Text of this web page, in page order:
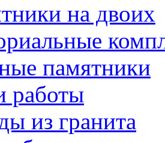
на двоих
памятники
работы
из гранита